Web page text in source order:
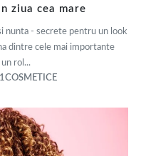
ziua cea mare
nunta - secrete pentru un look
dintre cele mai importante
rol...